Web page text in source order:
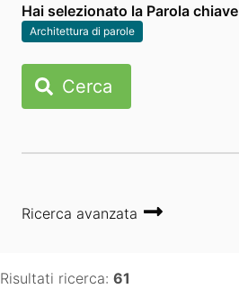
Hai selezionato la Parola chiave
Architettura di parole
Cerca
Ricerca avanzata
Risultati ricerca: 61